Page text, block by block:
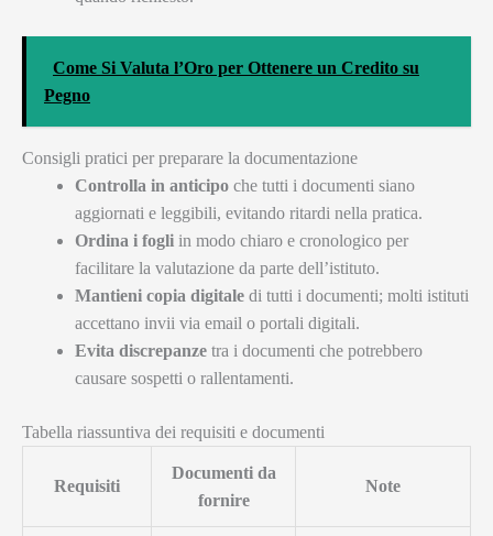
Come Si Valuta l’Oro per Ottenere un Credito su
Pegno
Consigli pratici per preparare la documentazione
Controlla in anticipo che tutti i documenti siano
aggiornati e leggibili, evitando ritardi nella pratica.
Ordina i fogli in modo chiaro e cronologico per
facilitare la valutazione da parte dell’istituto.
Mantieni copia digitale di tutti i documenti; molti istituti
accettano invii via email o portali digitali.
Evita discrepanze tra i documenti che potrebbero
causare sospetti o rallentamenti.
Tabella riassuntiva dei requisiti e documenti
Requisiti
Documenti da
fornire
Note